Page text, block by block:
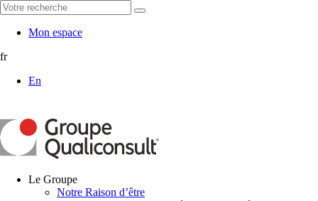
Mon espace
fr
En
Le Groupe
Notre Raison d’être